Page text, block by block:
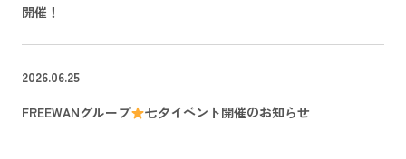
開催！
2026.06.25
FREEWANグループ
七夕イベント開催のお知らせ